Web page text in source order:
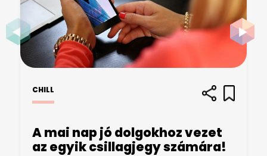
CHILL
A mai nap jó dolgokhoz vezet
az egyik csillagjegy számára!